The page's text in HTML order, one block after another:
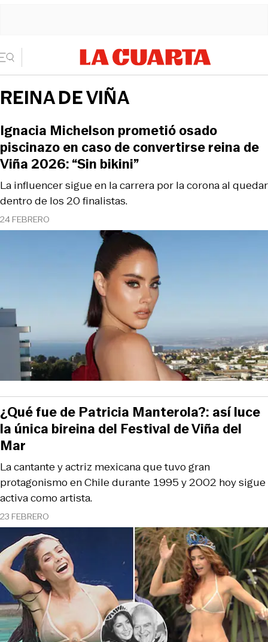
REINA DE VIÑA
24 FEBRERO
La influencer sigue en la carrera por la corona al quedar
dentro de los 20 finalistas.
Ignacia Michelson prometió osado
piscinazo en caso de convertirse reina de
Viña 2026: “Sin bikini”
23 FEBRERO
La cantante y actriz mexicana que tuvo gran
protagonismo en Chile durante 1995 y 2002 hoy sigue
activa como artista.
¿Qué fue de Patricia Manterola?: así luce
la única bireina del Festival de Viña del
Mar